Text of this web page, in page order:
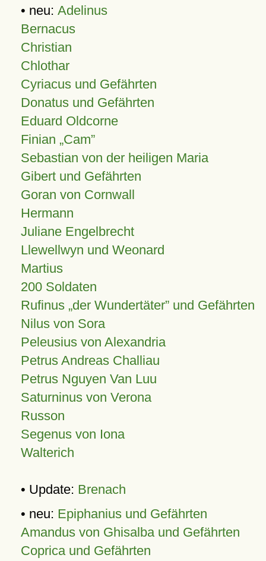
• neu: Adelinus
Bernacus
Christian
Chlothar
Cyriacus und Gefährten
Donatus und Gefährten
Eduard Oldcorne
Finian Cam
Sebastian von der heiligen Maria
Gibert und Gefährten
Goran von Cornwall
Hermann
Juliane Engelbrecht
Llewellwyn und Weonard
Martius
200 Soldaten
Rufinus „der Wundertäter” und Gefährten
Nilus von Sora
Peleusius von Alexandria
Petrus Andreas Challiau
Petrus Nguyen Van Luu
Saturninus von Verona
Russon
Segenus von Iona
Walterich
• Update: Brenach
• neu: Epiphanius und Gefährten
Amandus von Ghisalba und Gefährten
Coprica und Gefährten